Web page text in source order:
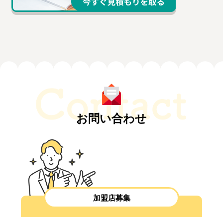
お問い合わせ
加盟店募集